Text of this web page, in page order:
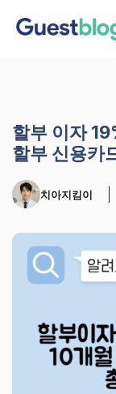
할부 이자
할부 신용카
치아지킴이